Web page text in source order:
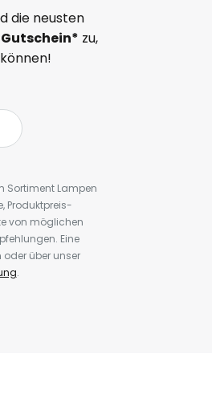
die neusten
zu,
Sortiment Lampen
Produktpreis-
von möglichen
Eine
über unser
.